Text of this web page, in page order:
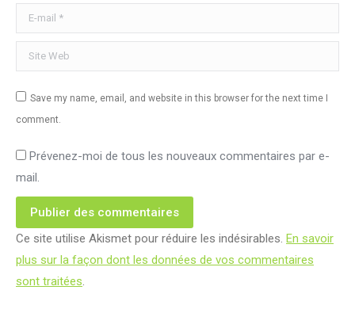
E-mail *
Site Web
Save my name, email, and website in this browser for the next time I
comment.
Prévenez-moi de tous les nouveaux commentaires par e-
mail.
Publier des commentaires
Ce site utilise Akismet pour réduire les indésirables. En savoir
plus sur la façon dont les données de vos commentaires
sont traitées.